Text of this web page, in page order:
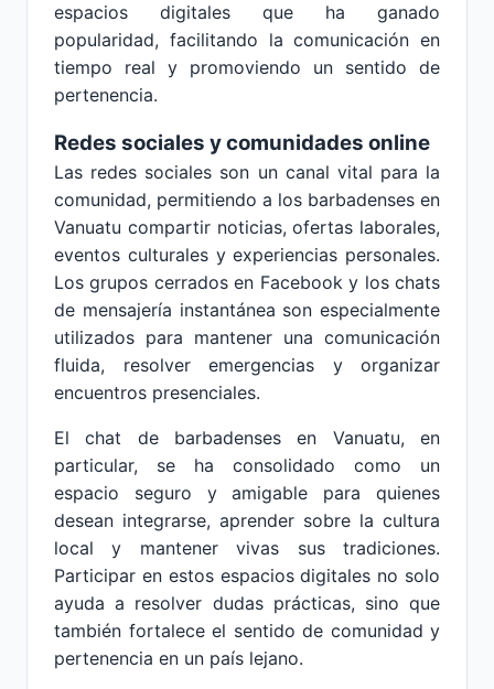
espacios digitales que ha ganado
popularidad, facilitando la comunicación en
tiempo real y promoviendo un sentido de
pertenencia.
Redes sociales y comunidades online
Las redes sociales son un canal vital para la
comunidad, permitiendo a los barbadenses en
Vanuatu compartir noticias, ofertas laborales,
eventos culturales y experiencias personales.
Los grupos cerrados en Facebook y los chats
de mensajería instantánea son especialmente
utilizados para mantener una comunicación
fluida, resolver emergencias y organizar
encuentros presenciales.
El chat de barbadenses en Vanuatu, en
particular, se ha consolidado como un
espacio seguro y amigable para quienes
desean integrarse, aprender sobre la cultura
local y mantener vivas sus tradiciones.
Participar en estos espacios digitales no solo
ayuda a resolver dudas prácticas, sino que
también fortalece el sentido de comunidad y
pertenencia en un país lejano.